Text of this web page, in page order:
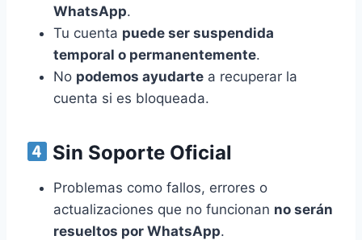
WhatsApp.
Tu cuenta puede ser suspendida
temporal o permanentemente.
No podemos ayudarte a recuperar la
cuenta si es bloqueada.
Sin Soporte Oficial
Problemas como fallos, errores o
actualizaciones que no funcionan no serán
resueltos por WhatsApp.